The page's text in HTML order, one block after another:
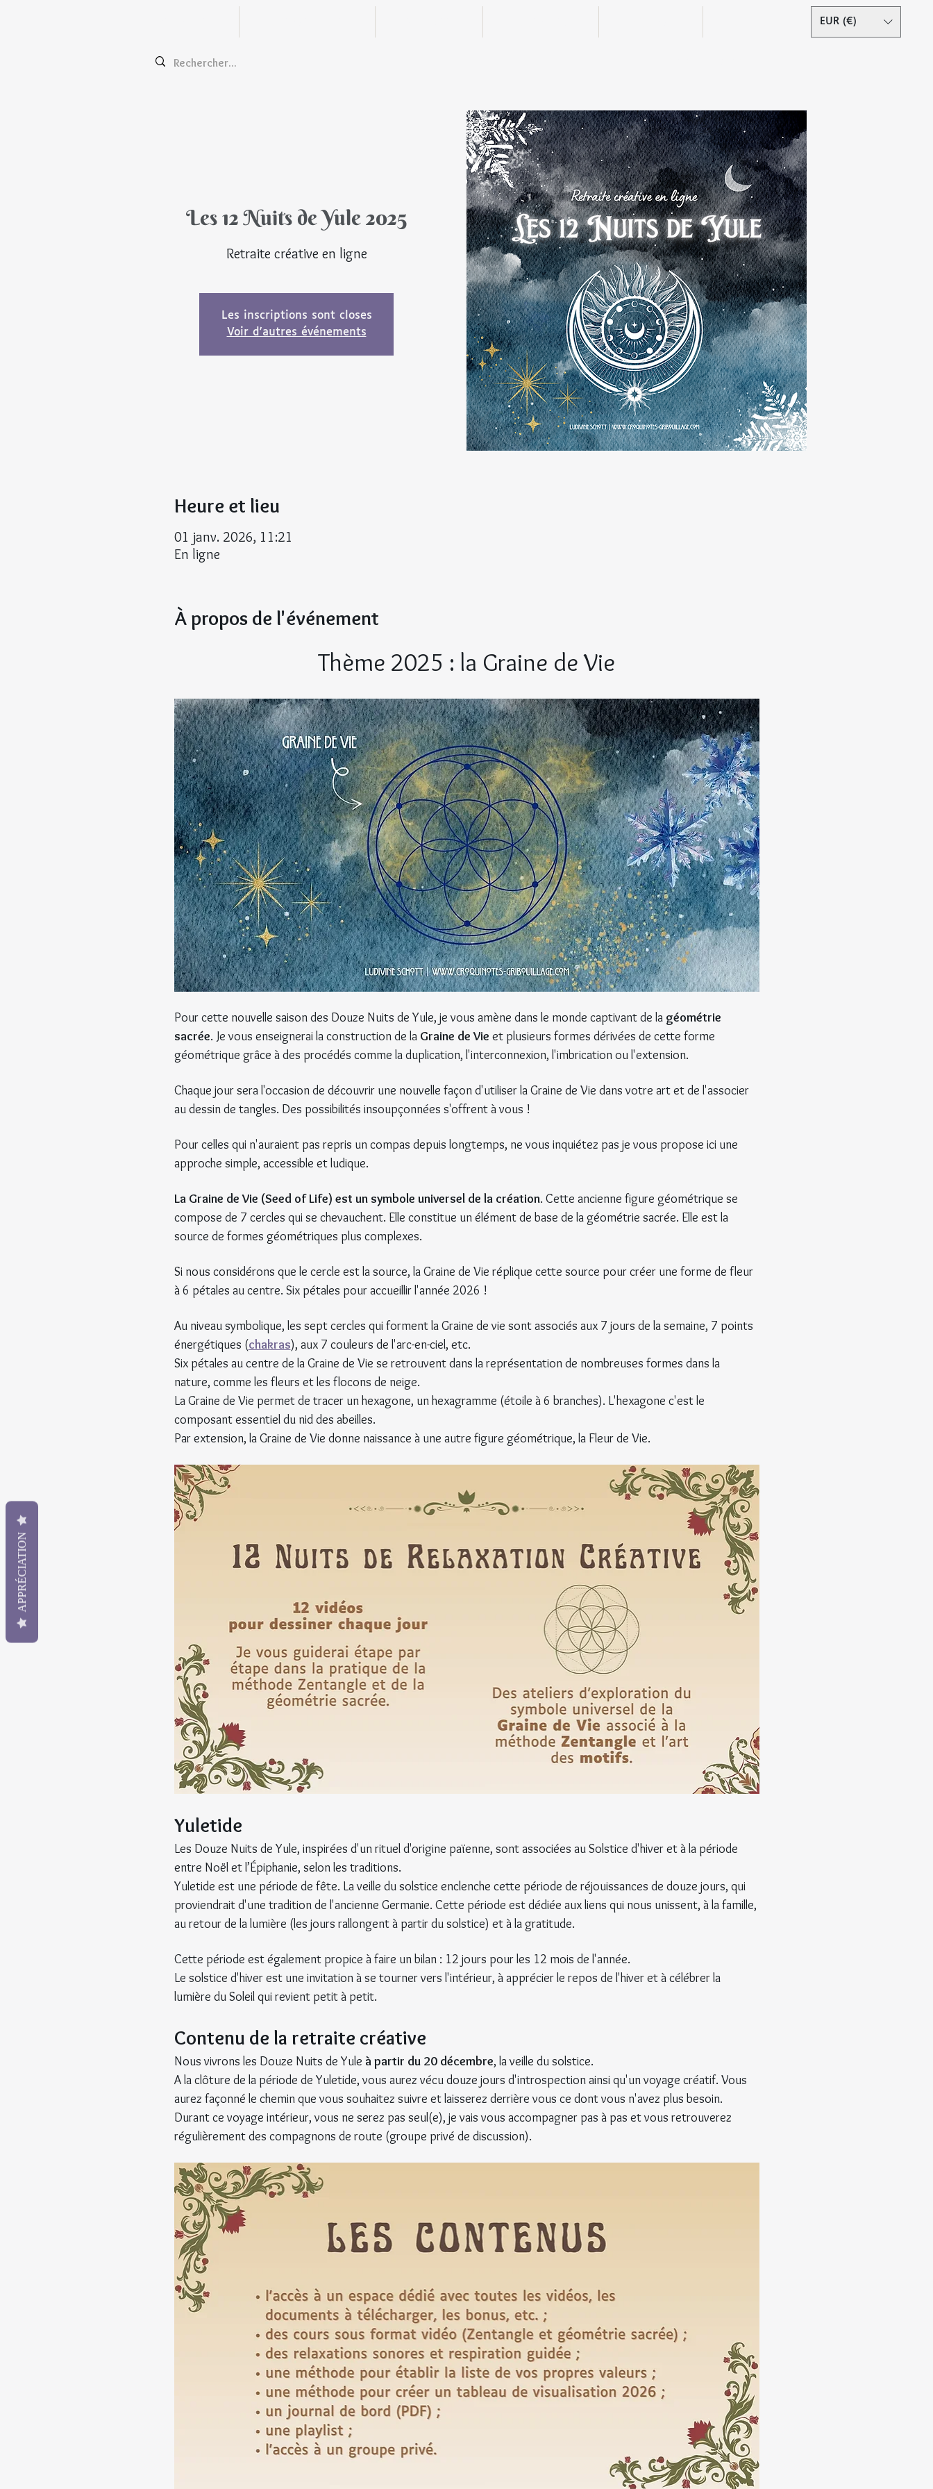
EUR (€)
Les 12 Nuits de Yule 2025
Retraite créative en ligne
Les inscriptions sont closes
Voir d'autres événements
Heure et lieu
01 janv. 2026, 11:21
En ligne
À propos de l'événement
Thème 2025 : la Graine de Vie
Pour cette nouvelle saison des Douze Nuits de Yule, je vous amène dans le monde captivant de la géométrie
sacrée. Je vous enseignerai la construction de la Graine de Vie et plusieurs formes dérivées de cette forme
géométrique grâce à des procédés comme la duplication, l'interconnexion, l'imbrication ou l'extension.
Chaque jour sera l'occasion de découvrir une nouvelle façon d'utiliser la Graine de Vie dans votre art et de l'associer
au dessin de tangles. Des possibilités insoupçonnées s'offrent à vous !
Pour celles qui n'auraient pas repris un compas depuis longtemps, ne vous inquiétez pas je vous propose ici une
approche simple, accessible et ludique.
La Graine de Vie (Seed of Life) est un symbole universel de la création. Cette ancienne figure géométrique se
compose de 7 cercles qui se chevauchent. Elle constitue un élément de base de la géométrie sacrée. Elle est la
source de formes géométriques plus complexes.
Si nous considérons que le cercle est la source, la Graine de Vie réplique cette source pour créer une forme de fleur
à 6 pétales au centre. Six pétales pour accueillir l'année 2026 !
Au niveau symbolique, les sept cercles qui forment la Graine de vie sont associés aux 7 jours de la semaine, 7 points
énergétiques (chakras), aux 7 couleurs de l'arc-en-ciel, etc.
Six pétales au centre de la Graine de Vie se retrouvent dans la représentation de nombreuses formes dans la
nature, comme les fleurs et les flocons de neige.
La Graine de Vie permet de tracer un hexagone, un hexagramme (étoile à 6 branches). L'hexagone c'est le
composant essentiel du nid des abeilles.
Par extension, la Graine de Vie donne naissance à une autre figure géométrique, la Fleur de Vie.
Yuletide
Les Douze Nuits de Yule, inspirées d'un rituel d'origine païenne, sont associées au Solstice d'hiver et à la période
entre Noël et l’Épiphanie, selon les traditions.
Yuletide est une période de fête. La veille du solstice enclenche cette période de réjouissances de douze jours, qui
proviendrait d'une tradition de l'ancienne Germanie. Cette période est dédiée aux liens qui nous unissent, à la famille,
au retour de la lumière (les jours rallongent à partir du solstice) et à la gratitude.
Cette période est également propice à faire un bilan : 12 jours pour les 12 mois de l'année.
Le solstice d'hiver est une invitation à se tourner vers l'intérieur, à apprécier le repos de l'hiver et à célébrer la
lumière du Soleil qui revient petit à petit.
Contenu de la retraite créative
Nous vivrons les Douze Nuits de Yule à partir du 20 décembre, la veille du solstice.
A la clôture de la période de Yuletide, vous aurez vécu douze jours d'introspection ainsi qu'un voyage créatif. Vous
aurez façonné le chemin que vous souhaitez suivre et laisserez derrière vous ce dont vous n'avez plus besoin.
Durant ce voyage intérieur, vous ne serez pas seul(e), je vais vous accompagner pas à pas et vous retrouverez
régulièrement des compagnons de route (groupe privé de discussion).
© Tous droits réservés
APPRÉCIATION